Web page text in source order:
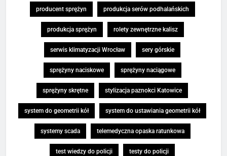
producent sprężyn produkcja serów podhalańskich
produkcja sprężyn rolety zewnętrzne kalisz
serwis klimatyzacji Wrocław sery górskie
sprężyny naciskowe sprężyny naciągowe
sprężyny skrętne stylizacja paznokci Katowice
system do geometrii kół system do ustawiania geometrii kół
systemy scada telemedyczna opaska ratunkowa
test wiedzy do policji testy do policji